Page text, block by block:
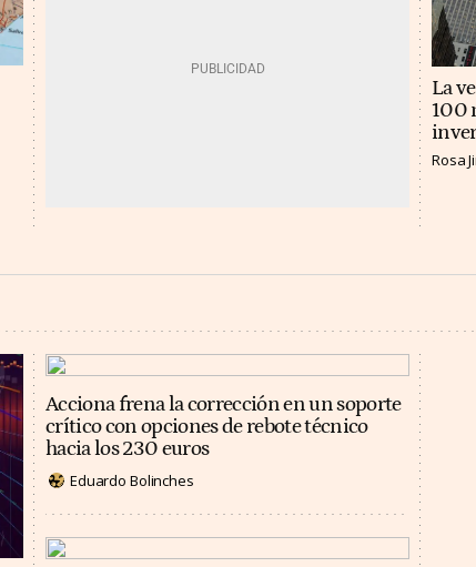
La
100
Rosa
Acciona frena la corrección en un soporte
crítico con opciones de rebote técnico
hacia los 230 euros
Eduardo Bolinches